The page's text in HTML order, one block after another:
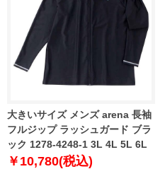
大きいサイズ メンズ arena 長袖
フルジップ ラッシュガード ブラ
ック 1278-4248-1 3L 4L 5L 6L
￥10,780(税込)